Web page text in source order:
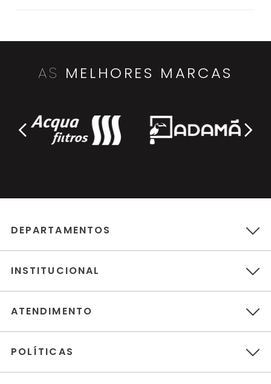
AS MELHORES MARCAS
DEPARTAMENTOS
INSTITUCIONAL
ATENDIMENTO
POLÍTICAS